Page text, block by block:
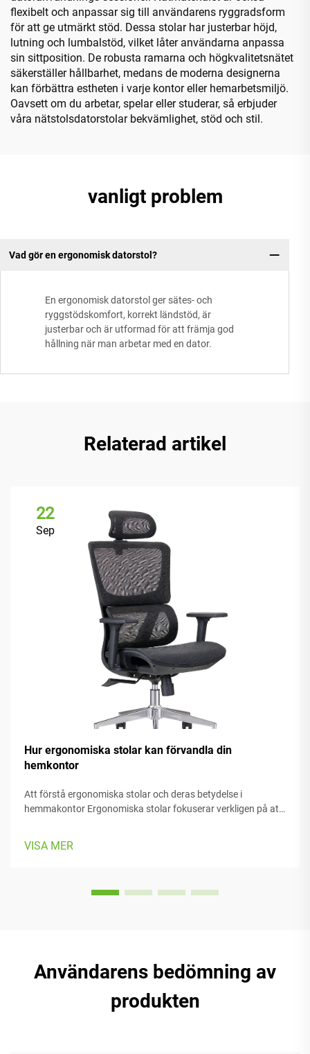
flexibelt och anpassar sig till användarens ryggradsform
för att ge utmärkt stöd. Dessa stolar har justerbar höjd,
lutning och lumbalstöd, vilket låter användarna anpassa
sin sittposition. De robusta ramarna och högkvalitetsnätet
säkerställer hållbarhet, medans de moderna designerna
kan förbättra estheten i varje kontor eller hemarbetsmiljö.
Oavsett om du arbetar, spelar eller studerar, så erbjuder
våra nätstolsdatorstolar bekvämlighet, stöd och stil.
vanligt problem
Vad gör en ergonomisk datorstol?
En ergonomisk datorstol ger sätes- och
ryggstödskomfort, korrekt ländstöd, är
justerbar och är utformad för att främja god
hållning när man arbetar med en dator.
Relaterad artikel
22
Sep
Hur ergonomiska stolar kan förvandla din
hemkontor
Att förstå ergonomiska stolar och deras betydelse i
hemmakontor Ergonomiska stolar fokuserar verkligen på att
preferenser. De flesta modeller har...
VISA MER
Användarens bedömning av
produkten